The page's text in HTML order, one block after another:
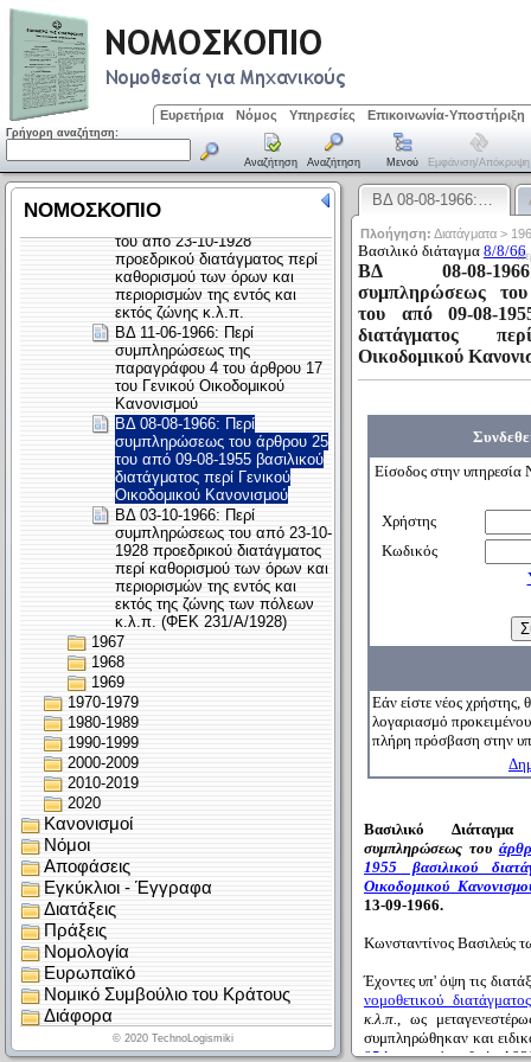
Ευρετήρια Νόμος Υπηρεσίες Επικοινωνία-Υποστήριξη
Γρήγορη αναζήτηση:
Αναζήτηση Αναζήτηση Μενού Εμφάνιση/απόκρυψη
ΒΔ 08-08-1966:…